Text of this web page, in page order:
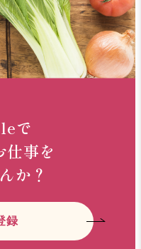
で
事を
か？
録